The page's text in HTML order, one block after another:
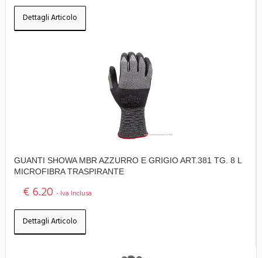
Dettagli Articolo
GUANTI SHOWA MBR AZZURRO E GRIGIO ART.381 TG. 8 L
MICROFIBRA TRASPIRANTE
€ 6.20 - Iva Inclusa
Dettagli Articolo